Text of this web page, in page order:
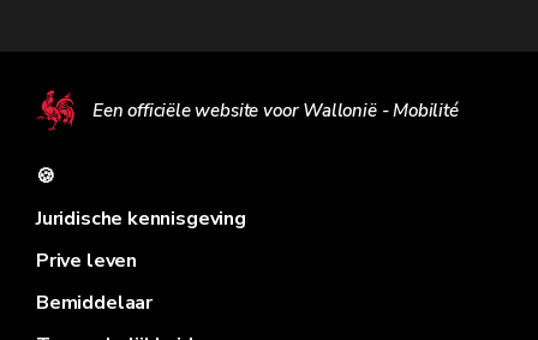
Een officiële website voor Wallonië - Mobilité
🍪
Juridische kennisgeving
Prive leven
Bemiddelaar